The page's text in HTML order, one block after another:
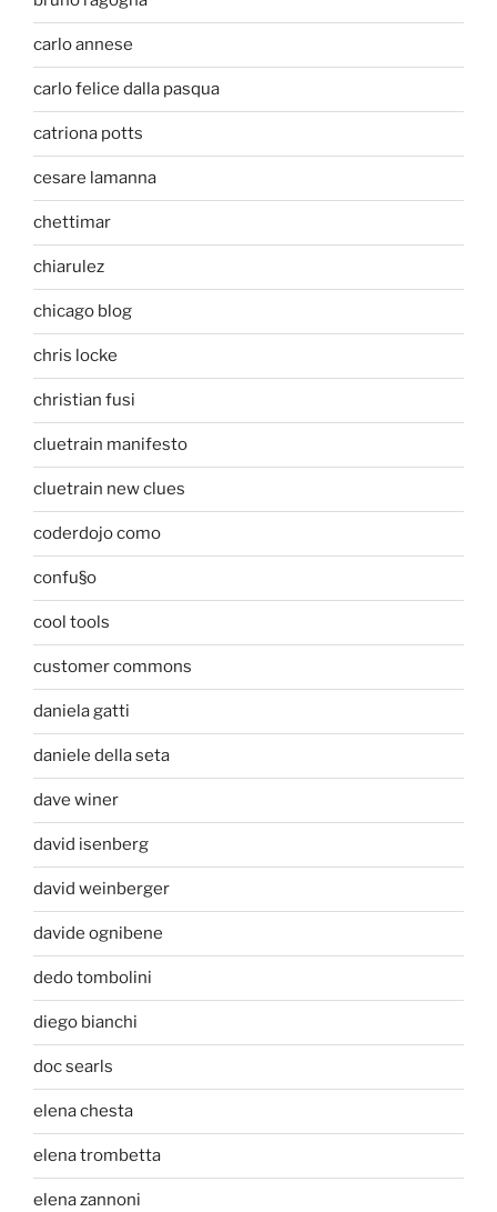
carlo annese
carlo felice dalla pasqua
catriona potts
cesare lamanna
chettimar
chiarulez
chicago blog
chris locke
christian fusi
cluetrain manifesto
cluetrain new clues
coderdojo como
confu§o
cool tools
customer commons
daniela gatti
daniele della seta
dave winer
david isenberg
david weinberger
davide ognibene
dedo tombolini
diego bianchi
doc searls
elena chesta
elena trombetta
elena zannoni